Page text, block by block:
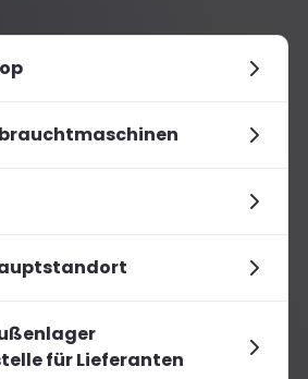
für Lieferanten